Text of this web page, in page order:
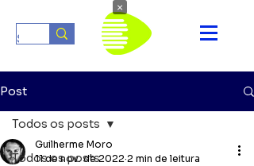
Post
Todos os posts
Todos os posts
Guilherme Moro
11 de nov. de 2022 2 min de leitura
×